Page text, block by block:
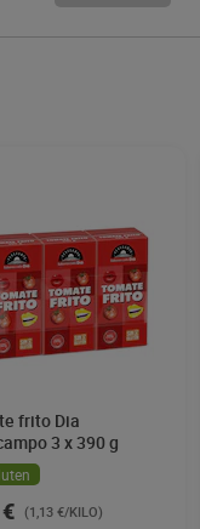
frito Dia
3 x 390 g
(1,13 €/KILO)